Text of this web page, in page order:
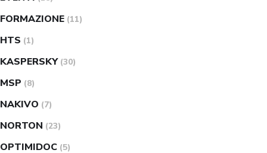
FORMAZIONE (11)
HTS (1)
KASPERSKY (30)
MSP (8)
NAKIVO (7)
NORTON (23)
OPTIMIDOC (5)